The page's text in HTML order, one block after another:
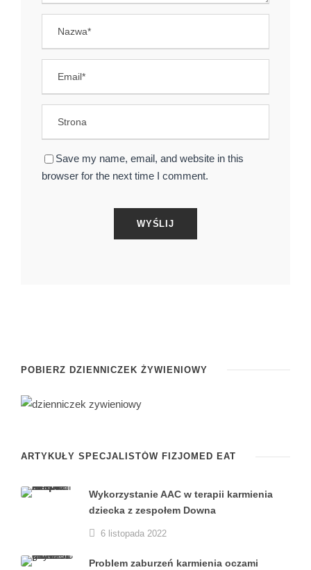
Save my name, email, and website in this
browser for the next time I comment.
POBIERZ DZIENNICZEK ŻYWIENIOWY
ARTYKUŁY SPECJALISTÓW FIZJOMED EAT
Wykorzystanie AAC w terapii karmienia
dziecka z zespołem Downa
6 listopada 2022
Problem zaburzeń karmienia oczami